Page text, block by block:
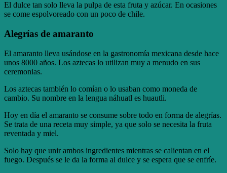
El dulce tan solo lleva la pulpa de esta fruta y azúcar. En ocasiones
se come espolvoreado con un poco de chile.
Alegrías de amaranto
El amaranto lleva usándose en la gastronomía mexicana desde hace
unos 8000 años. Los aztecas lo utilizan muy a menudo en sus
ceremonias.
Los aztecas también lo comían o lo usaban como moneda de
cambio. Su nombre en la lengua náhuatl es huautli.
Hoy en día el amaranto se consume sobre todo en forma de alegrías.
Se trata de una receta muy simple, ya que solo se necesita la fruta
reventada y miel.
Solo hay que unir ambos ingredientes mientras se calientan en el
fuego. Después se le da la forma al dulce y se espera que se enfríe.